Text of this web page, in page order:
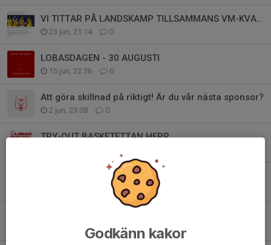
VI TITTAR PÅ LANDSKAMP TILLSAMMANS VM-KVAL SVERIGE vs TJECKIEN 3 JULI 2026
23 jun, 21:14 0
LOBASDAGEN - 30 AUGUSTI
15 jun, 22:36 0
Att göra skillnad på riktigt! Är du vår nästa sponsor?
2 jun, 23:38 0
TRY-OUT BASKETETTAN HERR
DRILLO - SUMMER CAMP
0
19 maj, 22:30 0
Godkänn kakor